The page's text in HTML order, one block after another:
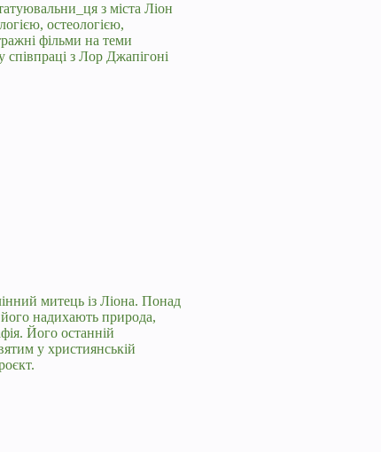
з міста Ліон
остеологією,
фільми на теми
співпраці з Лор Джапігоні
митець із Ліона. Понад
надихають природа,
Його останній
у християнській